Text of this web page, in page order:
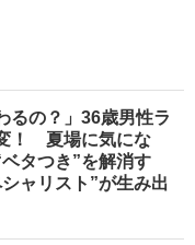
るの？」36歳男性ラ
！ 夏場に気にな
タつき”を解消す
ャリスト”が生み出